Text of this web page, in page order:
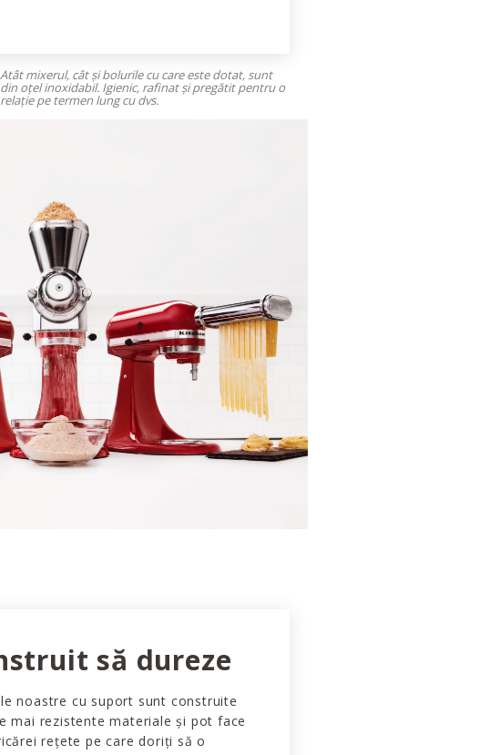
Atât mixerul, cât și bolurile cu care este dotat, sunt
din oțel inoxidabil. Igienic, rafinat și pregătit pentru o
relație pe termen lung cu dvs.
să dureze
noastre cu suport sunt construite
mai rezistente materiale și pot face
rețete pe care doriți să o